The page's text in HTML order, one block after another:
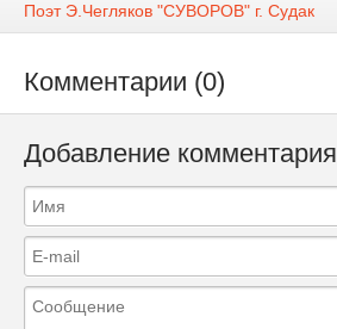
Поэт Э.Чегляков "СУВОРОВ" г. Судак
Комментарии (0)
Добавление комментария